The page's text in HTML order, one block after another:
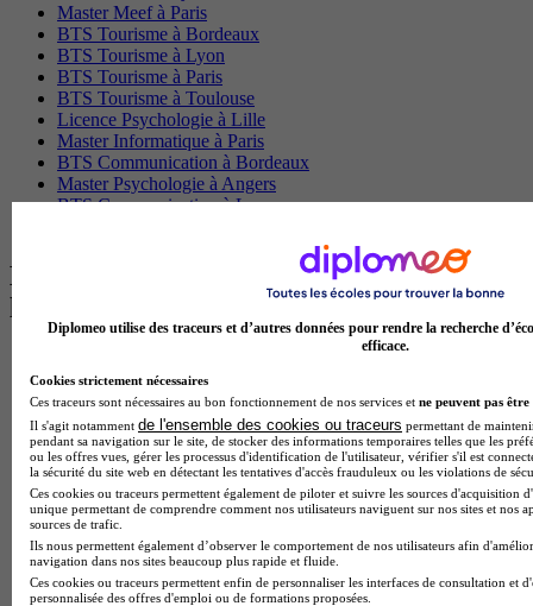
Master Meef à Paris
BTS Tourisme à Bordeaux
BTS Tourisme à Lyon
BTS Tourisme à Paris
BTS Tourisme à Toulouse
Licence Psychologie à Lille
Master Informatique à Paris
BTS Communication à Bordeaux
Master Psychologie à Angers
BTS Communication à Lyon
Les intitulés de diplôme par alternance
les plus recherchés
BTS Dietetique en alternance
BTS Mco en alternance
BTS Pi en alternance
BTS Sp3s en alternance
Master CCA en alternance
BTS Ndrc en alternance
BTS Sam en alternance
Cap Fleuriste en alternance
BTS Sio en alternance
MSc Marketing Digital en alternance
BTS Gpme en alternance
Diplomeo utilise des traceurs et d’autres données pour rendre la recherche
efficace.
Cookies strictement nécessaires
Ces traceurs sont nécessaires au bon fonctionnement de nos services et ne peuvent pas être
Il s'agit notamment de l'ensemble des cookies ou traceurs permettant de
pendant sa navigation sur le site, de stocker des informations temporaires telles que les
ou les offres vues, gérer les processus d'identification de l'utilisateur, vérifier s'il est
la sécurité du site web en détectant les tentatives d'accès frauduleux ou les violations de
Ces cookies ou traceurs permettent également de piloter et suivre les sources d'acquisition
unique permettant de comprendre comment nos utilisateurs naviguent sur nos sites et nos
sources de trafic.
Ils nous permettent également d’observer le comportement de nos utilisateurs afin
navigation dans nos sites beaucoup plus rapide et fluide.
Ces cookies ou traceurs permettent enfin de personnaliser les interfaces de consultation et
personnalisée des offres d'emploi ou de formations proposées.